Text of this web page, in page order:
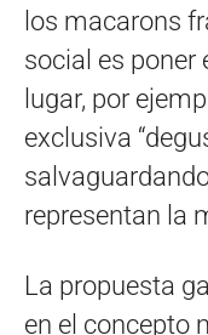
los macarons
social es poner
lugar, por
exclusiva
representan la
La propuesta
en el concepto